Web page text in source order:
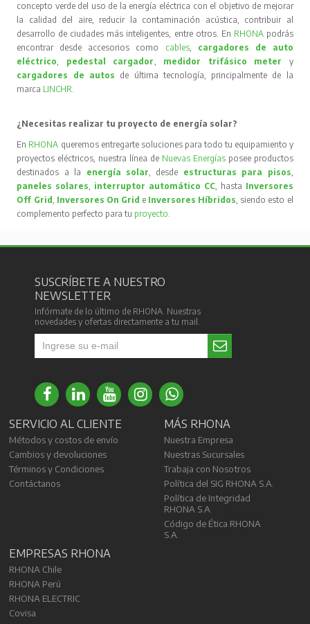
concepto verde del uso de la energía eléctrica con el objetivo de mejorar
la calidad del aire, reducir la contaminación acústica, contribuir al
desarrollo de ciudades más inteligentes, entre otros. En RHONA podrás
encontrar desde accesorios como cables, cargadores de auto
eléctrico, pedestal cargador, medidor trifásico meter
y
cargadores de autos de última tecnología, principalmente de la
marca LINCHR.
¿Necesitas realizar tu proyecto de energía solar?
En RHONA queremos entregarte soluciones para todo tu equipamiento y
proyectos eléctricos, nuestra línea de Nuevas Energíasposee productos
destinados a la energía solar, desde estructuras para pisos,
paneles solares, interruptor automático CC, hasta Inversores
Off Grid, Inversores On Grid e Inversores Híbridos, siendo esto el
complemento perfecto para tu proyecto.
SUSCRÍBETE A NUESTRO
NEWSLETTER
Infórmate de lo último de RHONA. Nuestras
novedades y ofertas directamente a tu mail.
SERVICIO AL CLIENTE
Métodos y costos de envío
Cambios y devoluciones
Términos y Condiciones
Contáctanos
MÁS RHONA
Nuestra Empresa
Nuestras Sucursales
Trabaja con Nosotros
Política del SIG RHONA S.A.
Política de Integridad
RHONA S.A.
Código de Ética RHONA
S.A.
EMPRESAS RHONA
RHONA Chile
RHONA Perú
RHONA ELECTRIC
Covisa